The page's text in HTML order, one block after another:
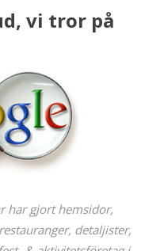
vi tror på
har gjort hemsidor,
detaljister,